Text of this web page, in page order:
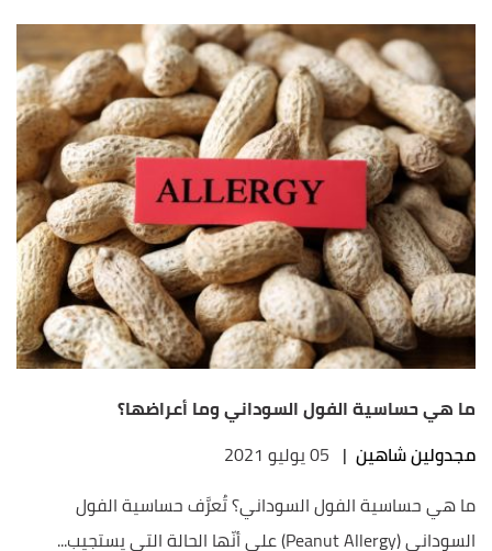
ما هي حساسية الفول السوداني وما أعراضها؟
مجدولين شاهين | 05 يوليو 2021
ما هي حساسية الفول السوداني؟ تُعرَّف حساسية الفول
السوداني (Peanut Allergy) على أنّها الحالة التي يستجيب...